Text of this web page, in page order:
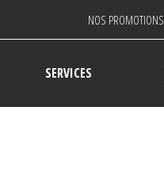
NOS PROMOTIONS
SERVICES